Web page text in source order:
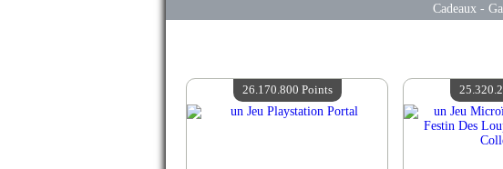
Cadeaux -
26.170.800 Points